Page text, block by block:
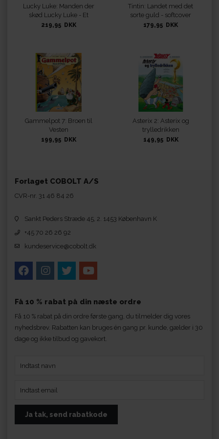
Lucky Luke: Manden der
skød Lucky Luke - Et
ekstraordinært eventyr
219,95 DKK
Tintin: Landet med det
sorte guld - softcover
179,95 DKK
Gammelpot 7: Broen til
Vesten
199,95 DKK
Asterix 2: Asterix og
trylledrikken
149,95 DKK
Forlaget COBOLT A/S
CVR-nr. 31 46 84 26
Sankt Peders Stræde 45, 2. 1453 København K
+45 70 26 26 92
kundeservice@cobolt.dk
Få 10 % rabat på din næste ordre
Få 10 % rabat på din ordre første gang, du tilmelder dig vores
nyhedsbrev. Rabatten kan bruges én gang pr. kunde, gælder i 30
dage og ikke tilbud og gavekort.